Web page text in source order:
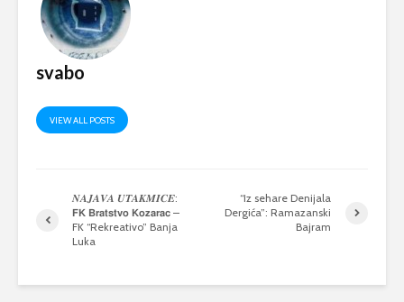
svabo
VIEW ALL POSTS
𝑵𝑨𝑱𝑨𝑽𝑨 𝑼𝑻𝑨𝑲𝑴𝑰𝑪𝑬:
𝗙𝗞 𝗕𝗿𝗮𝘁𝘀𝘁𝘃𝗼 𝗞𝗼𝘇𝗮𝗿𝗮𝗰 –
FK “Rekreativo” Banja
Luka
“Iz sehare Denijala
Dergića”: Ramazanski
Bajram